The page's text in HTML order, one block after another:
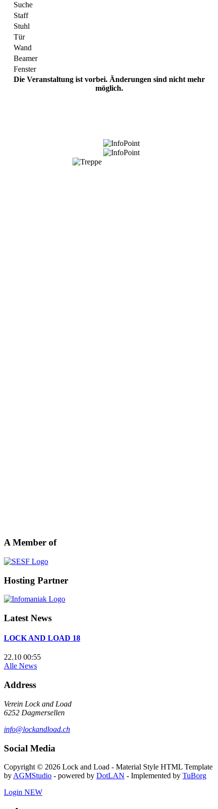
Suche
Staff
Stuhl
Tür
Wand
Beamer
Fenster
Die Veranstaltung ist vorbei. Änderungen sind nicht mehr
möglich.
A Member of
Hosting Partner
Latest News
LOCK AND LOAD 18
22.10 00:55
Alle News
Address
Verein Lock and Load
6252 Dagmersellen
info@lockandload.ch
Social Media
Copyright © 2026 Lock and Load - Material Style HTML Template
by AGMStudio - powered by DotLAN - Implemented by TuBorg
Login NEW